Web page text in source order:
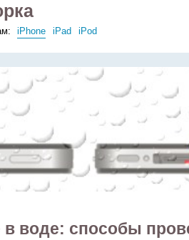
iPhone iPad iPod
воде: способы